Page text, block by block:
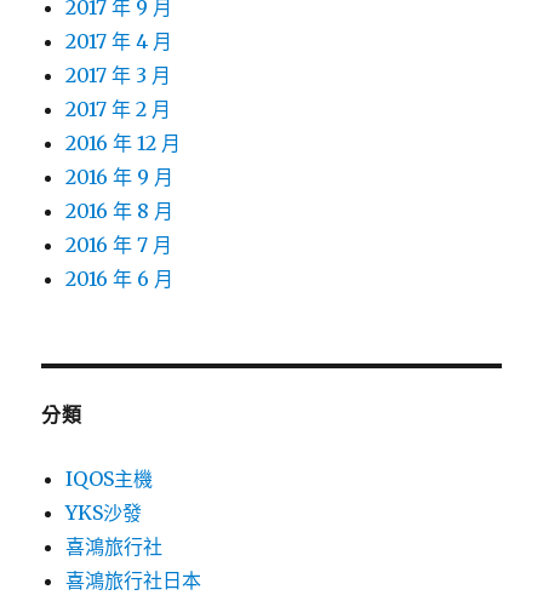
2017 年 9 月
2017 年 4 月
2017 年 3 月
2017 年 2 月
2016 年 12 月
2016 年 9 月
2016 年 8 月
2016 年 7 月
2016 年 6 月
分類
IQOS主機
YKS沙發
喜鴻旅行社
喜鴻旅行社日本